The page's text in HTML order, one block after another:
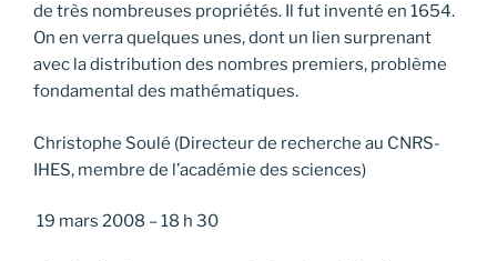
de très nombreuses propriétés. Il fut inventé en 1654.
On en verra quelques unes, dont un lien surprenant
avec la distribution des nombres premiers, problème
fondamental des mathématiques.
Christophe Soulé (Directeur de recherche au CNRS-
IHES, membre de l’académie des sciences)
19 mars 2008 – 18 h 30